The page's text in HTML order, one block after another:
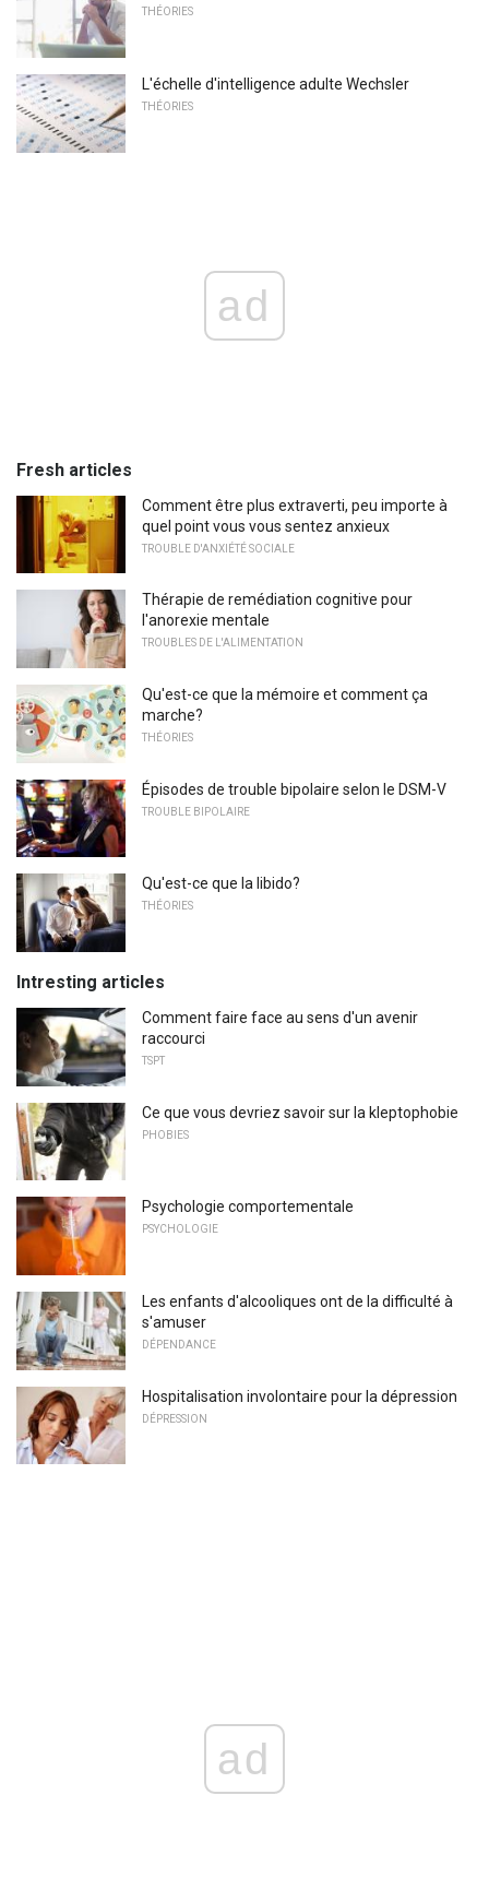
THÉORIES
L'échelle d'intelligence adulte Wechsler
THÉORIES
ad
Fresh articles
Comment être plus extraverti, peu importe à
quel point vous vous sentez anxieux
TROUBLE D'ANXIÉTÉ SOCIALE
Thérapie de remédiation cognitive pour
l'anorexie mentale
TROUBLES DE L'ALIMENTATION
Qu'est-ce que la mémoire et comment ça
marche?
THÉORIES
Épisodes de trouble bipolaire selon le DSM-V
TROUBLE BIPOLAIRE
Qu'est-ce que la libido?
THÉORIES
Intresting articles
Comment faire face au sens d'un avenir
raccourci
TSPT
Ce que vous devriez savoir sur la kleptophobie
PHOBIES
Psychologie comportementale
PSYCHOLOGIE
Les enfants d'alcooliques ont de la difficulté à
s'amuser
DÉPENDANCE
Hospitalisation involontaire pour la dépression
DÉPRESSION
ad